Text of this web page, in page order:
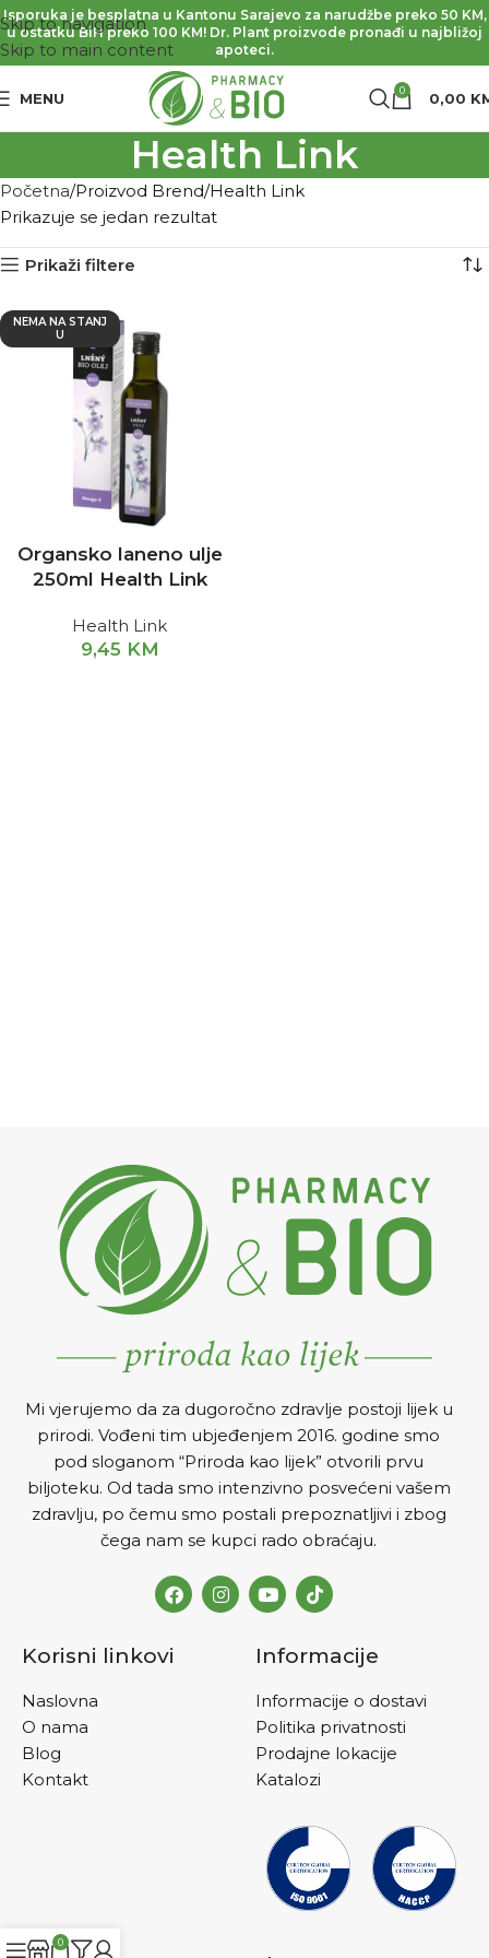
Skip to navigation
Skip to main content
Isporuka je besplatna u Kantonu Sarajevo za narudžbe preko 50 KM,
u ostatku BiH preko 100 KM! Dr. Plant proizvode pronađi u najbližoj
apoteci.
MENU 0 0,00
Health Link
Početna Proizvod Brend Health Link
Prikazuje se jedan rezultat
Prikaži filtere
NEMA NA STANJ
U
Organsko laneno ulje
250ml Health Link
Health Link
9,45 KM
Mi vjerujemo da za dugoročno zdravlje postoji lijek u
prirodi. Vođeni tim ubjeđenjem 2016. godine smo
pod sloganom “Priroda kao lijek” otvorili prvu
biljoteku. Od tada smo intenzivno posvećeni vašem
zdravlju, po čemu smo postali prepoznatljivi i zbog
čega nam se kupci rado obraćaju.
Korisni linkovi
Naslovna
O nama
Blog
Kontakt
Informacije
Informacije o dostavi
Politika privatnosti
Prodajne lokacije
Katalozi
0